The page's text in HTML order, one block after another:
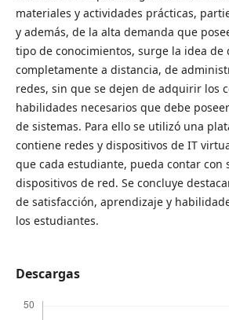
materiales y actividades prácticas,
y además, de la alta demanda que
tipo de conocimientos, surge la idea de
completamente a distancia, de
redes, sin que se dejen de adquirir los
habilidades necesarios que debe
de sistemas. Para ello se utilizó una
contiene redes y dispositivos de IT
que cada estudiante, pueda contar con
dispositivos de red. Se concluye
de satisfacción, aprendizaje y
los estudiantes.
Descargas